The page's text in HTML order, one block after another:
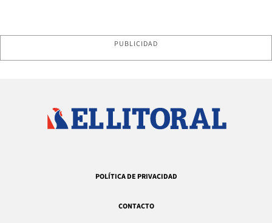
PUBLICIDAD
POLÍTICA DE PRIVACIDAD
CONTACTO